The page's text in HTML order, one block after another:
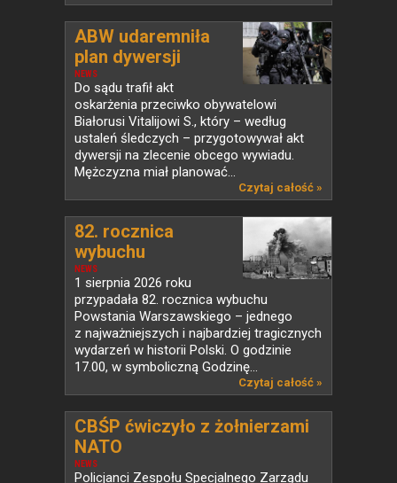
NEWS
ABW udaremniła
plan dywersji
Do sądu trafił akt
oskarżenia przeciwko obywatelowi
Białorusi Vitalijowi S., który – według
ustaleń śledczych – przygotowywał akt
dywersji na zlecenie obcego wywiadu.
Mężczyzna miał planować...
Czytaj całość »
NEWS
82. rocznica
wybuchu
Powstania...
1 sierpnia 2026 roku
przypadała 82. rocznica wybuchu
Powstania Warszawskiego – jednego
z najważniejszych i najbardziej tragicznych
wydarzeń w historii Polski. O godzinie
17.00, w symboliczną Godzinę...
Czytaj całość »
NEWS
CBŚP ćwiczyło z żołnierzami
NATO
Policjanci Zespołu Specjalnego Zarządu